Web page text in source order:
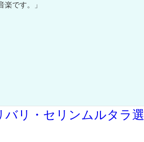
楽です。」
リ・セリンムルタラ選